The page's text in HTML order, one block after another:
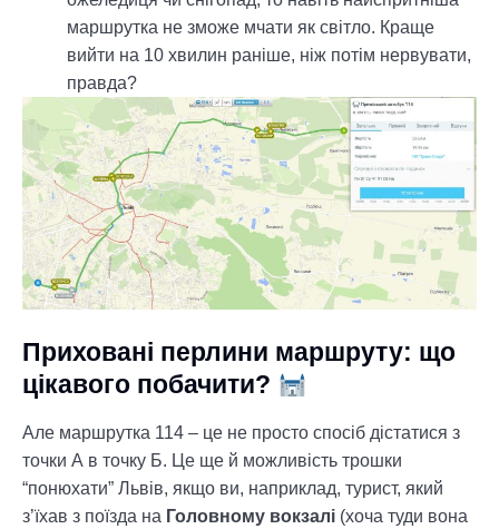
маршрутка не зможе мчати як світло. Краще
вийти на 10 хвилин раніше, ніж потім нервувати,
правда?
Приховані перлини маршруту: що
цікавого побачити?
Але маршрутка 114 – це не просто спосіб дістатися з
точки А в точку Б. Це ще й можливість трошки
“понюхати” Львів, якщо ви, наприклад, турист, який
з’їхав з поїзда на Головному вокзалі (хоча туди вона